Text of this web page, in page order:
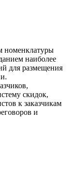
номенклатуры
наиболее
для размещения
скидок,
к заказчикам
и